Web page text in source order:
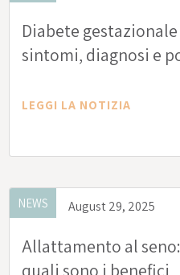
Diabete
sintomi, diagnosi e
LEGGI LA NOTIZIA
NEWS August 29, 2025
Allattamento al
quali sono i benefici